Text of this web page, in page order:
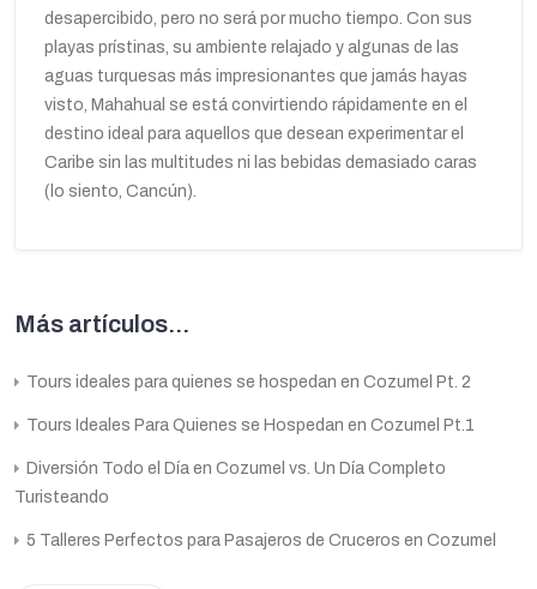
desapercibido, pero no será por mucho tiempo. Con sus
playas prístinas, su ambiente relajado y algunas de las
aguas turquesas más impresionantes que jamás hayas
visto, Mahahual se está convirtiendo rápidamente en el
destino ideal para aquellos que desean experimentar el
Caribe sin las multitudes ni las bebidas demasiado caras
(lo siento, Cancún).
Más artículos...
Tours ideales para quienes se hospedan en Cozumel Pt. 2
Tours Ideales Para Quienes se Hospedan en Cozumel Pt.1
Diversión Todo el Día en Cozumel vs. Un Día Completo
Turisteando
5 Talleres Perfectos para Pasajeros de Cruceros en Cozumel